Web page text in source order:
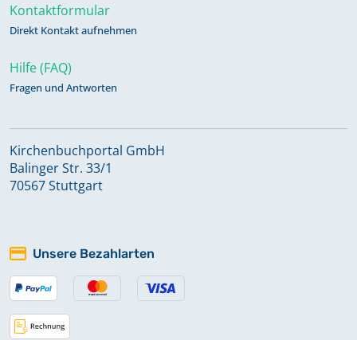
Kontaktformular
Direkt Kontakt aufnehmen
Hilfe (FAQ)
Fragen und Antworten
Kirchenbuchportal GmbH
Balinger Str. 33/1
70567 Stuttgart
Unsere Bezahlarten